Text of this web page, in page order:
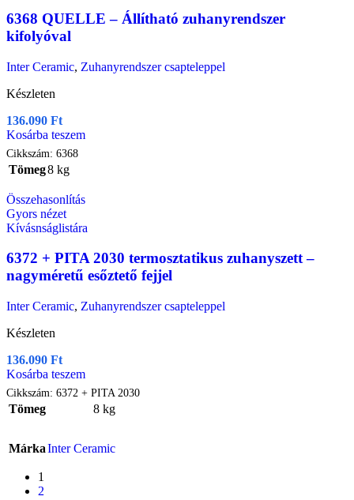
6368 QUELLE – Állítható zuhanyrendszer
kifolyóval
Inter Ceramic, Zuhanyrendszer csapteleppel
Készleten
136.090 Ft
Kosárba teszem
Cikkszám: 6368
Tömeg8 kg
Összehasonlítás
Gyors nézet
Kívásnságlistára
6372 + PITA 2030 termosztatikus zuhanyszett –
nagyméretű esőztető fejjel
Inter Ceramic, Zuhanyrendszer csapteleppel
Készleten
136.090 Ft
Kosárba teszem
Cikkszám: 6372 + PITA 2030
Tömeg 8 kg
MárkaInter Ceramic
1
2